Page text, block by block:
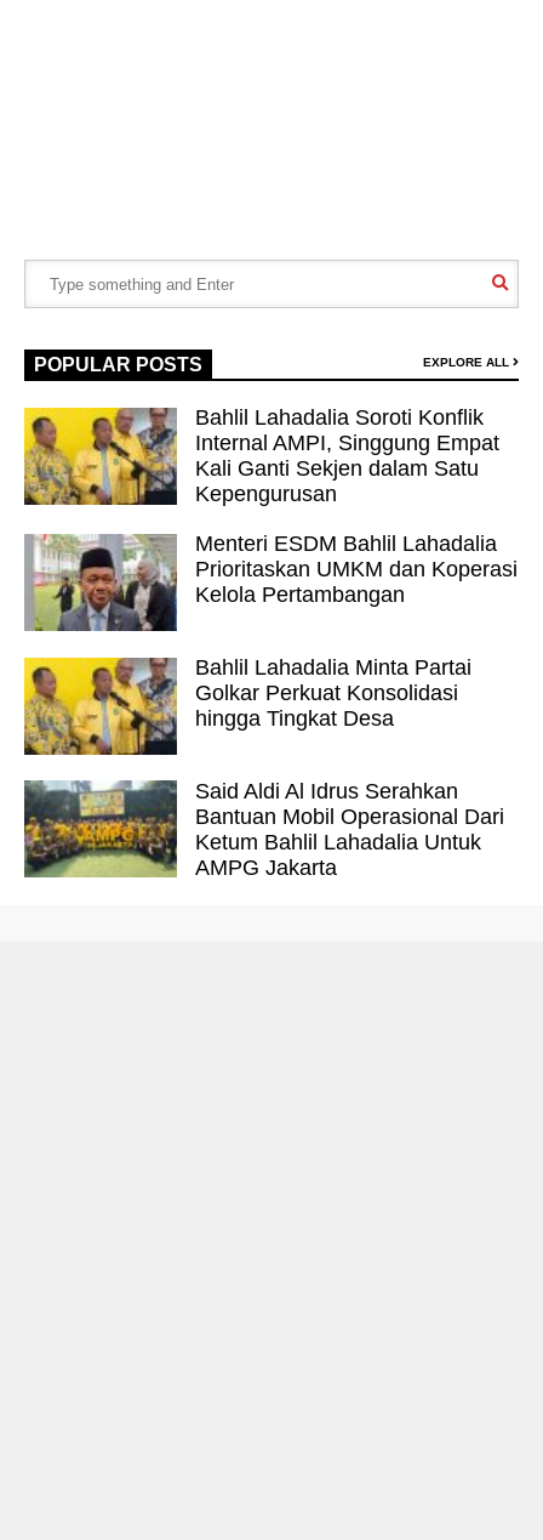
POPULAR POSTS EXPLORE ALL
Bahlil Lahadalia Soroti Konflik
Internal AMPI, Singgung Empat
Kali Ganti Sekjen dalam Satu
Kepengurusan
Menteri ESDM Bahlil Lahadalia
Prioritaskan UMKM dan Koperasi
Kelola Pertambangan
Bahlil Lahadalia Minta Partai
Golkar Perkuat Konsolidasi
hingga Tingkat Desa
Said Aldi Al Idrus Serahkan
Bantuan Mobil Operasional Dari
Ketum Bahlil Lahadalia Untuk
AMPG Jakarta